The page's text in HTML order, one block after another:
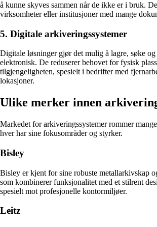
å kunne skyves sammen når de ikke er i bruk.
virksomheter eller institusjoner med mange
5. Digitale arkiveringssystemer
Digitale løsninger gjør det mulig å lagre, søke
elektronisk. De reduserer behovet for fysisk
tilgjengeligheten, spesielt i bedrifter med
lokasjoner.
Ulike merker innen
Markedet for arkiveringssystemer rommer
hver har sine fokusområder og styrker.
Bisley
Bisley er kjent for sine robuste metallarkivskap
som kombinerer funksjonalitet med et stilrent
spesielt mot profesjonelle kontormiljøer.
Leitz